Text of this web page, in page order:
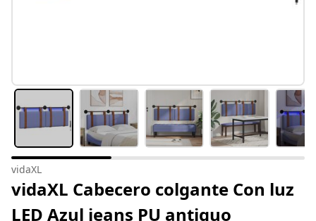
vidaXL
vidaXL Cabecero colgante Con luz
LED Azul jeans PU antiguo